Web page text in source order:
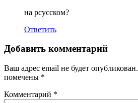
на рсусском?
Ответить
Добавить комментарий
Ваш адрес email не будет опубликован.
помечены *
Комментарий *